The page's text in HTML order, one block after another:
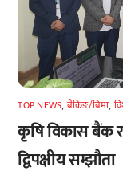
TOP NEWS, बैंकिङ/बिमा,
कृषि विकास बैंक र
द्विपक्षीय सम्झौता